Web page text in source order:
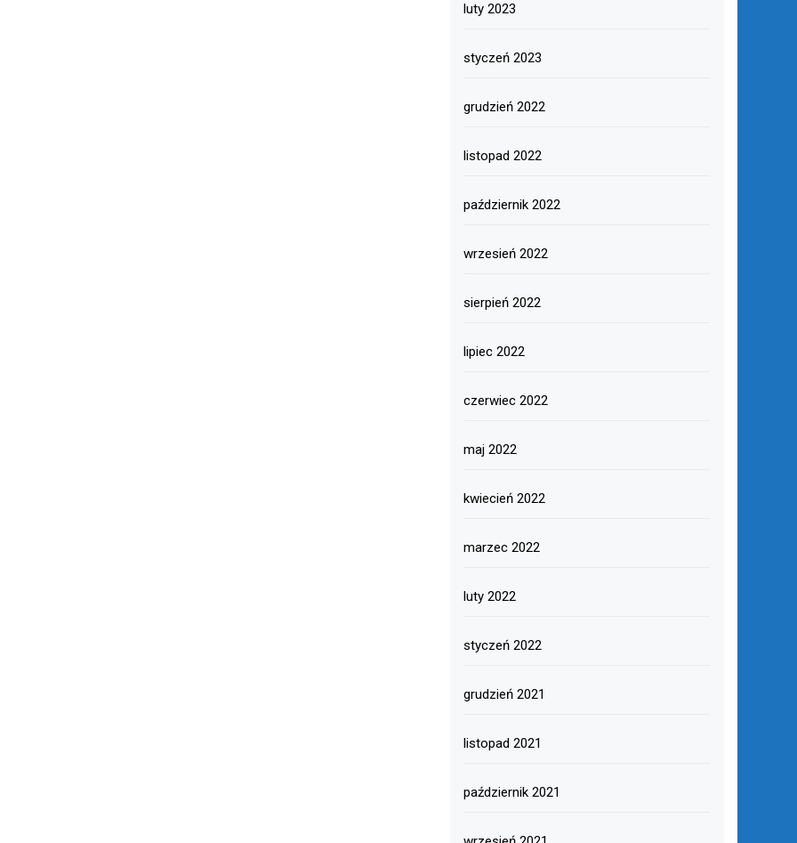
luty 2023
styczeń 2023
grudzień 2022
listopad 2022
październik 2022
wrzesień 2022
sierpień 2022
lipiec 2022
czerwiec 2022
maj 2022
kwiecień 2022
marzec 2022
luty 2022
styczeń 2022
grudzień 2021
listopad 2021
październik 2021